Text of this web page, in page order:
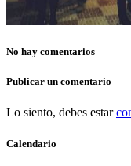
No hay comentarios
Publicar un comentario
Lo siento, debes estar
Calendario